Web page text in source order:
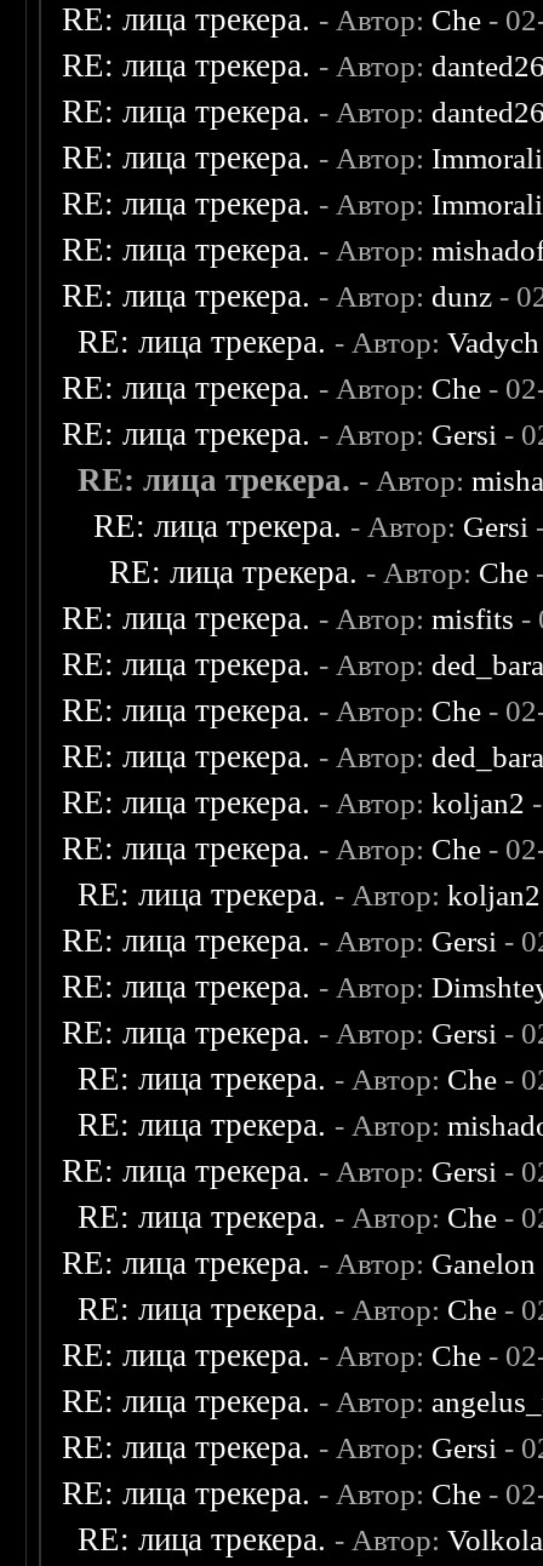
RE: лица трекера. - Автор: Che -
RE: лица трекера. - Автор:
RE: лица трекера. - Автор:
RE: лица трекера. - Автор:
RE: лица трекера. - Автор:
RE: лица трекера. - Автор:
RE: лица трекера. - Автор: dunz -
RE: лица трекера. - Автор:Vadych
RE: лица трекера. - Автор: Che -
RE: лица трекера. - Автор: Gersi -
RE: лица трекера. - Автор:
RE: лица трекера. - Автор: Gersi
RE: лица трекера. - Автор: Che
RE: лица трекера. - Автор:misfits -
RE: лица трекера. - Автор:
RE: лица трекера. - Автор: Che -
RE: лица трекера. - Автор:
RE: лица трекера. - Автор:koljan2
RE: лица трекера. - Автор: Che -
RE: лица трекера. - Автор:koljan2
RE: лица трекера. - Автор: Gersi -
RE: лица трекера. - Автор:
RE: лица трекера. - Автор: Gersi -
RE: лица трекера. - Автор: Che -
RE: лица трекера. - Автор:
RE: лица трекера. - Автор: Gersi -
RE: лица трекера. - Автор: Che -
RE: лица трекера. - Автор: Ganelon
RE: лица трекера. - Автор: Che -
RE: лица трекера. - Автор: Che -
RE: лица трекера. - Автор:
RE: лица трекера. - Автор: Gersi -
RE: лица трекера. - Автор: Che -
RE: лица трекера. - Автор: